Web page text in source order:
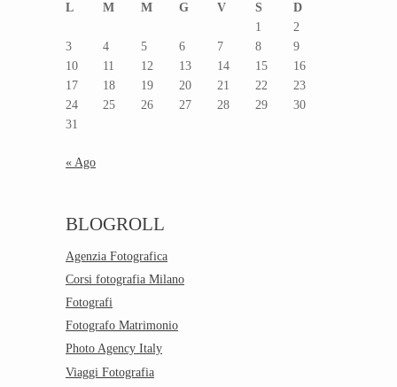
L M M G V S
D
1
2
3
4 5 6 7 8
9
10
11 12 13 14 15
16
17
18 19 20 21 22
23
24
25 26 27 28 29
30
31
« Ago
BLOGROLL
Agenzia Fotografica
Corsi fotografia Milano
Fotografi
Fotografo Matrimonio
Photo Agency Italy
Viaggi Fotografia